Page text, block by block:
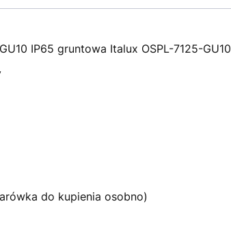
IP65 gruntowa Italux OSPL-7125-GU10
do kupienia osobno)